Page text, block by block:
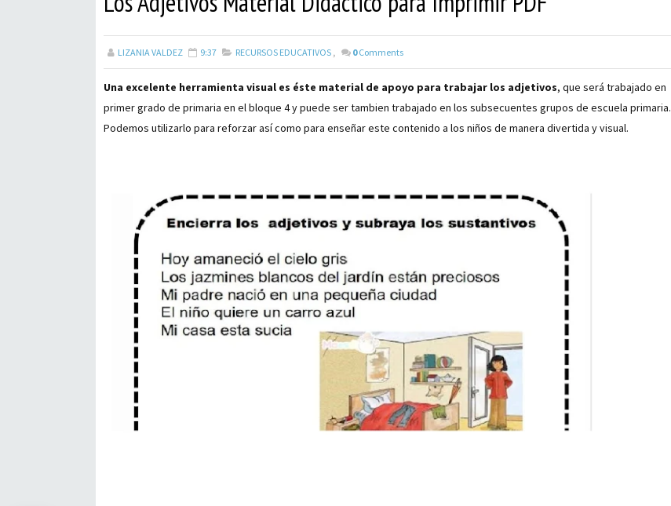
LIZANIA VALDEZ 9:37 RECURSOS EDUCATIVOS , 0 Comments
Una excelente herramienta visual es éste material de apoyo para trabajar los adjetivos, que será trabajado en
primer grado de primaria en el bloque 4 y puede ser tambien trabajado en los subsecuentes grupos de escuela primaria.
Podemos utilizarlo para reforzar así como para enseñar este contenido a los niños de manera divertida y visual.